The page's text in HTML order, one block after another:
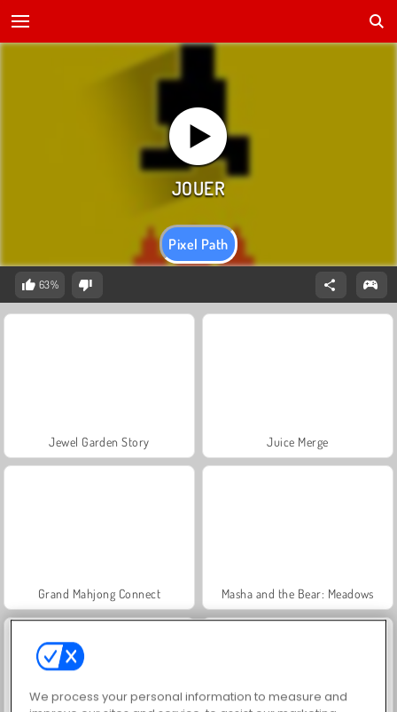
Pixel Path
63%
Jewel Garden Story Juice Merge
Grand Mahjong Connect Masha and the Bear: Meadows
We process your personal information to measure and